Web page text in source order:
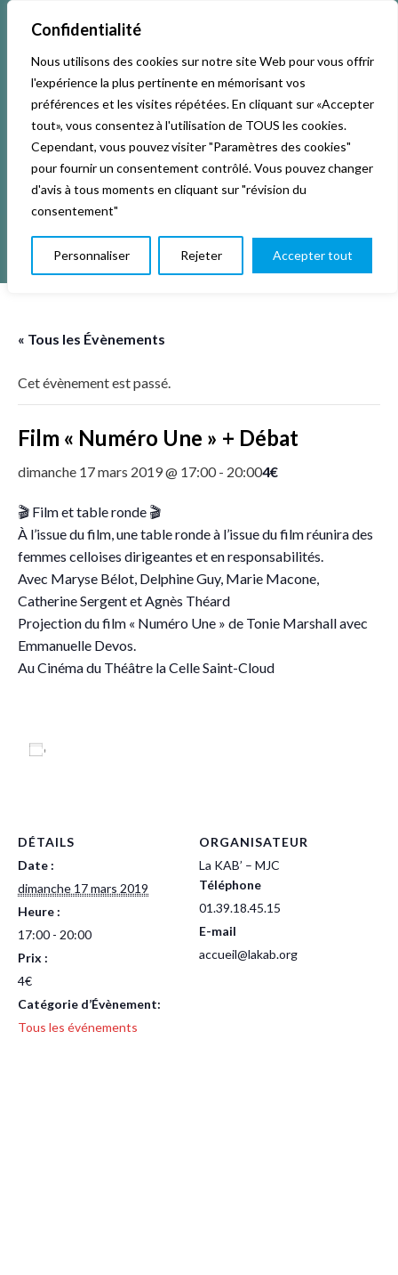
Confidentialité
Nous utilisons des cookies sur notre site Web pour vous offrir
l'expérience la plus pertinente en mémorisant vos
préférences et les visites répétées. En cliquant sur «Accepter
tout», vous consentez à l'utilisation de TOUS les cookies.
Cependant, vous pouvez visiter "Paramètres des cookies"
pour fournir un consentement contrôlé. Vous pouvez changer
d'avis à tous moments en cliquant sur "révision du
consentement"
Personnaliser Rejeter Accepter tout
Accueil Activités & Inscriptions
Événements Studios L’association
La vie de La KAB’ Club
« Tous les Évènements
Cet évènement est passé.
Film « Numéro Une » + Débat
dimanche 17 mars 2019 @ 17:00- 20:004€
🎬 Film et table ronde 🎬
À l’issue du film, une table ronde à l’issue du film réunira des
femmes celloises dirigeantes et en responsabilités.
Avec Maryse Bélot, Delphine Guy, Marie Macone,
Catherine Sergent et Agnès Théard
Projection du film « Numéro Une » de Tonie Marshall avec
Emmanuelle Devos.
Au Cinéma du Théâtre la Celle Saint-Cloud
DÉTAILS
Date :
dimanche 17 mars 2019
Heure :
17:00 - 20:00
Prix :
4€
Catégorie d’Évènement:
Tous les événements
ORGANISATEUR
La KAB’ – MJC
Téléphone
01.39.18.45.15
E-mail
accueil@lakab.org